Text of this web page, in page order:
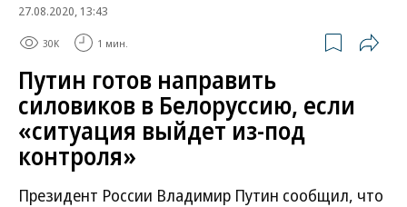
27.08.2020, 13:43
30K 1 мин.
Путин готов направить
силовиков в Белоруссию, если
«ситуация выйдет из-под
контроля»
Президент России Владимир Путин сообщил, что